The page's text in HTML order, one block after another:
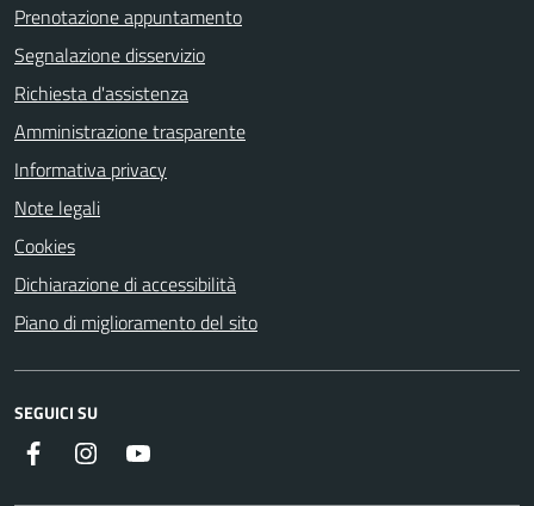
Prenotazione appuntamento
Segnalazione disservizio
Richiesta d'assistenza
Amministrazione trasparente
Informativa privacy
Note legali
Cookies
Dichiarazione di accessibilità
Piano di miglioramento del sito
SEGUICI SU
Facebook Instagram